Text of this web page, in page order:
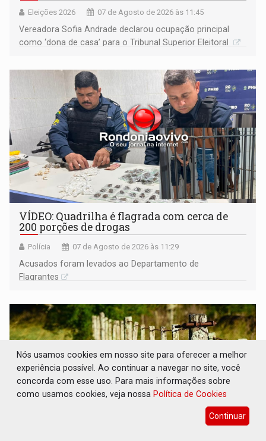
Eleições 2026 07 de Agosto de 2026 às 11:45
Vereadora Sofia Andrade declarou ocupação principal
como ‘dona de casa’ para o Tribunal Superior Eleitoral
VÍDEO: Quadrilha é flagrada com cerca de
200 porções de drogas
Polícia 07 de Agosto de 2026 às 11:29
Acusados foram levados ao Departamento de
Flagrantes
Nós usamos cookies em nosso site para oferecer a melhor
experiência possível. Ao continuar a navegar no site, você
concorda com esse uso. Para mais informações sobre
como usamos cookies, veja nossa Política de Cookies
Continuar